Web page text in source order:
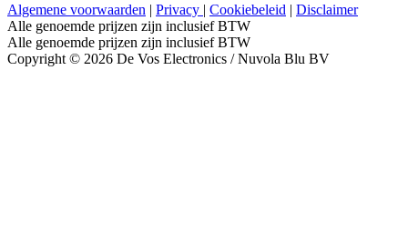
Algemene voorwaarden | Privacy | Cookiebeleid | Disclaimer
Alle genoemde prijzen zijn inclusief BTW
Alle genoemde prijzen zijn inclusief BTW
Copyright © 2026 De Vos Electronics / Nuvola Blu BV